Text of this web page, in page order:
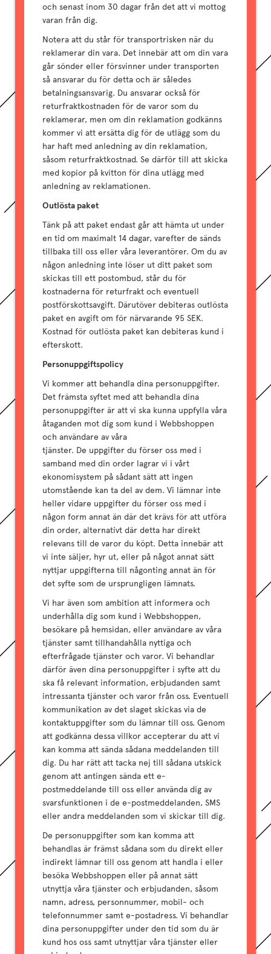
och senast inom 30 dagar från det att vi mottog
varan från dig.
Notera att du står för transportrisken när du
reklamerar din vara. Det innebär att om din vara
går sönder eller försvinner under transporten
så ansvarar du för detta och är således
betalningsansvarig. Du ansvarar också för
returfraktkostnaden för de varor som du
reklamerar, men om din reklamation godkänns
kommer vi att ersätta dig för de utlägg som du
har haft med anledning av din reklamation,
såsom returfraktkostnad. Se därför till att skicka
med kopior på kvitton för dina utlägg med
anledning av reklamationen.
Outlösta paket
Tänk på att paket endast går att hämta ut under
en tid om maximalt 14 dagar, varefter de sänds
tillbaka till oss eller våra leverantörer. Om du av
någon anledning inte löser ut ditt paket som
skickas till ett postombud, står du för
kostnaderna för returfrakt och eventuell
postförskottsavgift. Därutöver debiteras outlösta
paket en avgift om för närvarande 95 SEK.
Kostnad för outlösta paket kan debiteras kund i
efterskott.
Personuppgiftspolicy
Vi kommer att behandla dina personuppgifter.
Det främsta syftet med att behandla dina
personuppgifter är att vi ska kunna uppfylla våra
åtaganden mot dig som kund i Webbshoppen
och användare av våra
tjänster. De uppgifter du förser oss med i
samband med din order lagrar vi i vårt
ekonomisystem på sådant sätt att ingen
utomstående kan ta del av dem. Vi lämnar inte
heller vidare uppgifter du förser oss med i
någon form annat än där det krävs för att utföra
din order, alternativt där detta har direkt
relevans till de varor du köpt. Detta innebär att
vi inte säljer, hyr ut, eller på något annat sätt
nyttjar uppgifterna till någonting annat än för
det syfte som de ursprungligen lämnats.
Vi har även som ambition att informera och
underhålla dig som kund i Webbshoppen,
besökare på hemsidan, eller användare av våra
tjänster samt tillhandahålla nyttiga och
efterfrågade tjänster och varor. Vi behandlar
därför även dina personuppgifter i syfte att du
ska få relevant information, erbjudanden samt
intressanta tjänster och varor från oss. Eventuell
kommunikation av det slaget skickas via de
kontaktuppgifter som du lämnar till oss. Genom
att godkänna dessa villkor accepterar du att vi
kan komma att sända sådana meddelanden till
dig. Du har rätt att tacka nej till sådana utskick
genom att antingen sända ett e-
postmeddelande till oss eller använda dig av
svarsfunktionen i de e-postmeddelanden, SMS
eller andra meddelanden som vi skickar till dig.
De personuppgifter som kan komma att
behandlas är främst sådana som du direkt eller
indirekt lämnar till oss genom att handla i eller
besöka Webbshoppen eller på annat sätt
utnyttja våra tjänster och erbjudanden, såsom
namn, adress, personnummer, mobil- och
telefonnummer samt e-postadress. Vi behandlar
dina personuppgifter under den tid som du är
kund hos oss samt utnyttjar våra tjänster eller